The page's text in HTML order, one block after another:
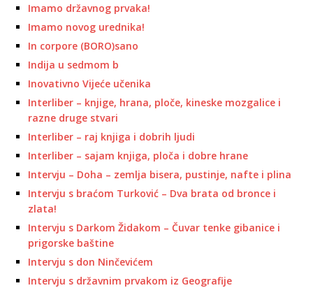
Imamo državnog prvaka!
Imamo novog urednika!
In corpore (BORO)sano
Indija u sedmom b
Inovativno Vijeće učenika
Interliber – knjige, hrana, ploče, kineske mozgalice i
razne druge stvari
Interliber – raj knjiga i dobrih ljudi
Interliber – sajam knjiga, ploča i dobre hrane
Intervju – Doha – zemlja bisera, pustinje, nafte i plina
Intervju s braćom Turković – Dva brata od bronce i
zlata!
Intervju s Darkom Židakom – Čuvar tenke gibanice i
prigorske baštine
Intervju s don Ninčevićem
Intervju s državnim prvakom iz Geografije